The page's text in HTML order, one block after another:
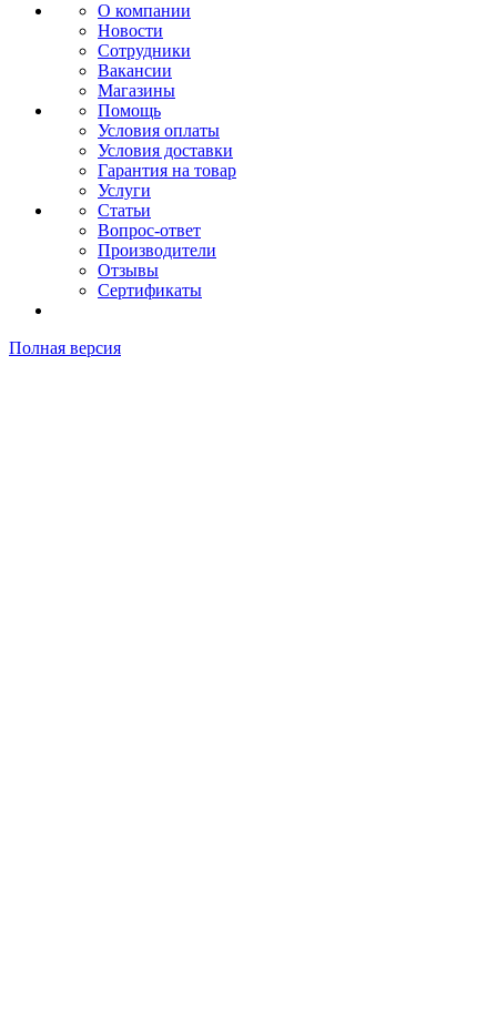
О компании
Новости
Сотрудники
Вакансии
Магазины
Помощь
Условия оплаты
Условия доставки
Гарантия на товар
Услуги
Статьи
Вопрос-ответ
Производители
Отзывы
Сертификаты
Полная версия